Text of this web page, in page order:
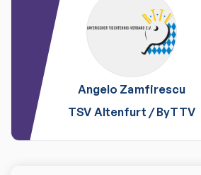
Angelo Zamfirescu
TSV Altenfurt /ByTTV